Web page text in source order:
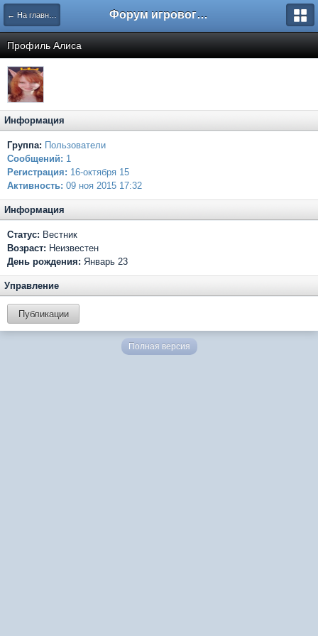
← На главную Форум игрового проекта Riverrise
Профиль Алиса
Информация
Группа: Пользователи
Сообщений: 1
Регистрация: 16-октября 15
Активность: 09 ноя 2015 17:32
Информация
Статус: Вестник
Возраст: Неизвестен
День рождения: Январь 23
Управление
Публикации
Полная версия